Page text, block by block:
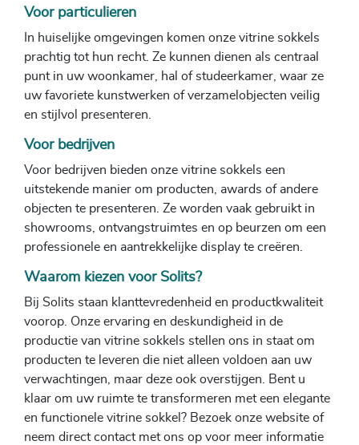
Voor particulieren
In huiselijke omgevingen komen onze vitrine sokkels
prachtig tot hun recht. Ze kunnen dienen als centraal
punt in uw woonkamer, hal of studeerkamer, waar ze
uw favoriete kunstwerken of verzamelobjecten veilig
en stijlvol presenteren.
Voor bedrijven
Voor bedrijven bieden onze vitrine sokkels een
uitstekende manier om producten, awards of andere
objecten te presenteren. Ze worden vaak gebruikt in
showrooms, ontvangstruimtes en op beurzen om een
professionele en aantrekkelijke display te creëren.
Waarom kiezen voor Solits?
Bij Solits staan klanttevredenheid en productkwaliteit
voorop. Onze ervaring en deskundigheid in de
productie van vitrine sokkels stellen ons in staat om
producten te leveren die niet alleen voldoen aan uw
verwachtingen, maar deze ook overstijgen. Bent u
klaar om uw ruimte te transformeren met een elegante
en functionele vitrine sokkel? Bezoek onze website of
neem direct contact met ons op voor meer informatie